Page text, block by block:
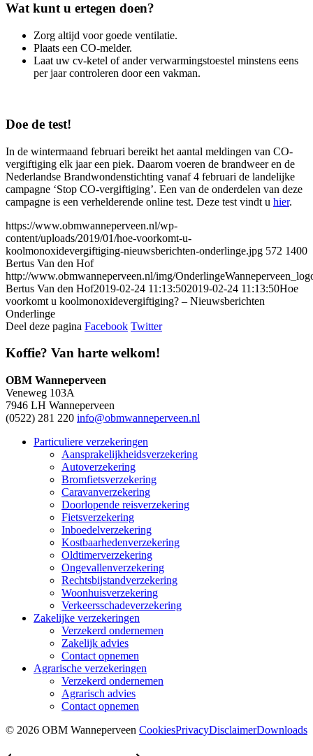
Wat kunt u ertegen doen?
Zorg altijd voor goede ventilatie.
Plaats een CO-melder.
Laat uw cv-ketel of ander verwarmingstoestel minstens eens
per jaar controleren door een vakman.
Doe de test!
In de wintermaand februari bereikt het aantal meldingen van CO-
vergiftiging elk jaar een piek. Daarom voeren de brandweer en de
Nederlandse Brandwondenstichting vanaf 4 februari de landelijke
campagne ‘Stop CO-vergiftiging’. Een van de onderdelen van deze
campagne is een verhelderende online test. Deze test vindt u hier.
https://www.obmwanneperveen.nl/wp-
content/uploads/2019/01/hoe-voorkomt-u-
koolmonoxidevergiftiging-nieuwsberichten-onderlinge.jpg 572 1400
Bertus Van den Hof
http://www.obmwanneperveen.nl/img/
Bertus Van den Hof2019-02-24 11:13:502019-02-24 11:13:50Hoe
voorkomt u koolmonoxidevergiftiging? – Nieuwsberichten
Onderlinge
Deel deze pagina Facebook Twitter
Koffie? Van harte welkom!
OBM Wanneperveen
Veneweg 103A
7946 LH Wanneperveen
(0522) 281 220 info@obmwanneperveen.nl
Particuliere verzekeringen
Aansprakelijkheidsverzekering
Autoverzekering
Bromfietsverzekering
Caravanverzekering
Doorlopende reisverzekering
Fietsverzekering
Inboedelverzekering
Kostbaarhedenverzekering
Oldtimerverzekering
Ongevallenverzekering
Rechtsbijstandverzekering
Woonhuisverzekering
Verkeersschadeverzekering
Zakelijke verzekeringen
Verzekerd ondernemen
Zakelijk advies
Contact opnemen
Agrarische verzekeringen
Verzekerd ondernemen
Agrarisch advies
Contact opnemen
© 2026 OBM Wanneperveen CookiesPrivacyDisclaimerDownloads